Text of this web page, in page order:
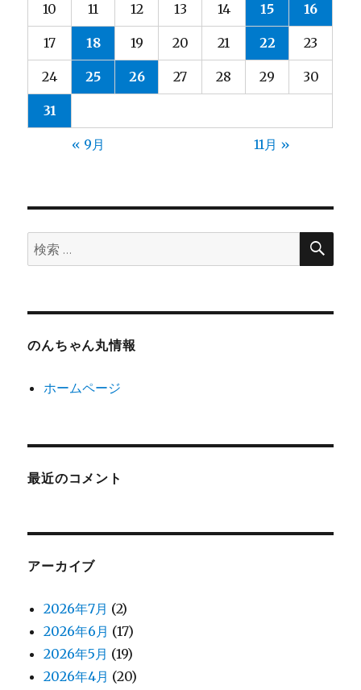
10 11 12 13 14 15 16
17 18 19 20 21 22 23
24 25 26 27 28 29 30
31
« 9月 11月 »
検
索:
検
のんちゃん丸情報
ホームページ
最近のコメント
アーカイブ
2026年7月 (2)
2026年6月 (17)
2026年5月 (19)
2026年4月 (20)